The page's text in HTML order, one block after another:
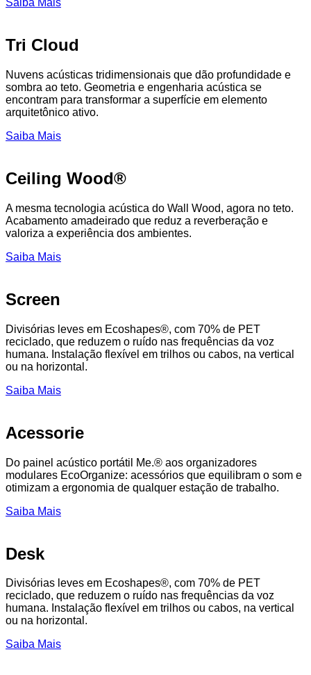
Saiba Mais
Tri Cloud
Nuvens acústicas tridimensionais que dão profundidade e
sombra ao teto. Geometria e engenharia acústica se
encontram para transformar a superfície em elemento
arquitetônico ativo.
Saiba Mais
Ceiling Wood®
A mesma tecnologia acústica do Wall Wood, agora no teto.
Acabamento amadeirado que reduz a reverberação e
valoriza a experiência dos ambientes.
Saiba Mais
Screen
Divisórias leves em Ecoshapes®, com 70% de PET
reciclado, que reduzem o ruído nas frequências da voz
humana. Instalação flexível em trilhos ou cabos, na vertical
ou na horizontal.
Saiba Mais
Acessorie
Do painel acústico portátil Me.® aos organizadores
modulares EcoOrganize: acessórios que equilibram o som e
otimizam a ergonomia de qualquer estação de trabalho.
Saiba Mais
Desk
Divisórias leves em Ecoshapes®, com 70% de PET
reciclado, que reduzem o ruído nas frequências da voz
humana. Instalação flexível em trilhos ou cabos, na vertical
ou na horizontal.
Saiba Mais